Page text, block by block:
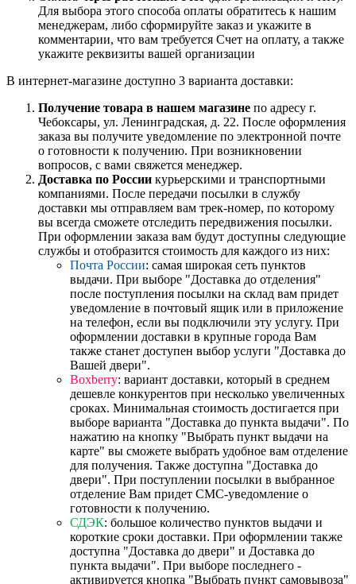
Для выбора этого способа оплаты обратитесь к нашим
менеджерам, либо сформируйте заказ и укажите в
комментарии, что вам требуется Счет на оплату, а также
укажите реквизиты вашей организации
В интернет-магазине доступно 3 варианта доставки:
Получение товара в нашем магазине по адресу г.
Чебоксары, ул. Ленинградская, д. 22. После оформления
заказа вы получите уведомление по электронной почте
о готовности к получению. При возникновении
вопросов, с вами свяжется менеджер.
Доставка по России курьерскими и транспортными
компаниями. После передачи посылки в службу
доставки мы отправляем вам трек-номер, по которому
вы всегда сможете отследить передвижения посылки.
При оформлении заказа вам будут доступны следующие
службы и отобразится стоимость для каждого из них:
Почта России: самая широкая сеть пунктов
выдачи. При выборе "Доставка до отделения"
после поступления посылки на склад вам придет
уведомление в почтовый ящик или в приложение
на телефон, если вы подключили эту услугу. При
оформлении доставки в крупные города Вам
также станет доступен выбор услуги "Доставка до
Вашей двери".
Boxberry: вариант доставки, который в среднем
дешевле конкурентов при несколько увеличенных
сроках. Минимальная стоимость достигается при
выборе варианта "Доставка до пункта выдачи". По
нажатию на кнопку "Выбрать пункт выдачи на
карте" вы сможете выбрать удобное вам отделение
для получения. Также доступна "Доставка до
двери". При поступлении посылки в выбранное
отделение Вам придет СМС-уведомление о
готовности к получению.
СДЭК: большое количество пунктов выдачи и
короткие сроки доставки. При оформлении также
доступна "Доставка до двери" и Доставка до
пункта выдачи". При выборе последнего -
активируется кнопка "Выбрать пункт самовывоза"